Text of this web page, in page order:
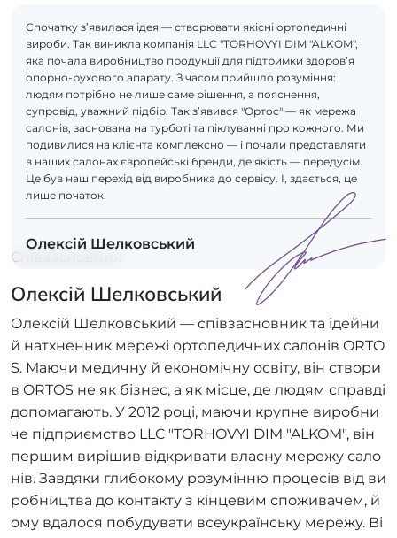
Спочатку з’явилася ідея — створювати якісні ортопедичні
вироби. Так виникла компанія LLC "TORHOVYI DIM "ALKOM",
яка почала виробництво продукції для підтримки здоров’я
опорно-рухового апарату. З часом прийшло розуміння:
людям потрібно не лише саме рішення, а пояснення,
супровід, уважний підбір. Так з’явився "Ортос" — як мережа
салонів, заснована на турботі та піклуванні про кожного. Ми
подивилися на клієнта комплексно — і почали представляти
в наших салонах європейські бренди, де якість — передусім.
Це був наш перехід від виробника до сервісу. І, здається, це
лише початок.
Олексій Шелковський
Співзасновник
Олексій Шелковський
Олексій Шелковський — співзасновник та ідейни
й натхненник мережі ортопедичних салонів ORTO
S. Маючи медичну й економічну освіту, він створи
в ORTOS не як бізнес, а як місце, де людям справді
допомагають. У 2012 році, маючи крупне виробни
че підприємство LLC "TORHOVYI DIM "ALKOM", він
першим вирішив відкривати власну мережу сало
нів. Завдяки глибокому розумінню процесів від ви
робництва до контакту з кінцевим споживачем, й
ому вдалося побудувати всеукраїнську мережу. Ві